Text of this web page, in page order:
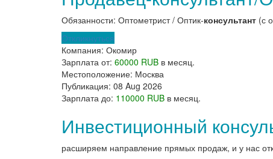
Обязанности: Оптометрист / Оптик-консультант (с
Откликнуться
Компания: Окомир
Зарплата от: 60000 RUB в месяц.
Местоположение: Москва
Публикация: 08 Aug 2026
Зарплата до: 110000 RUB в месяц.
Инвестиционный
расширяем направление прямых продаж, и у нас